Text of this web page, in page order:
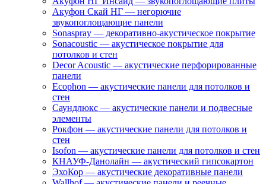
Акуфон Скай НГ — негорючие
звукопоглощающие панели
Sonaspray — декоративно-акустическое покрытие
Sonacoustic — акустическое покрытие для
потолков и стен
Decor Acoustic — акустические перфорированные
панели
Ecophon — акустические панели для потолков и
стен
Саундлюкс — акустические панели и подвесные
элементы
Рокфон — акустические панели для потолков и
стен
Isofon — акустические панели для потолков и стен
КНАУФ-Данолайн — акустический гипсокартон
ЭхоКор — акустические декоративные панели